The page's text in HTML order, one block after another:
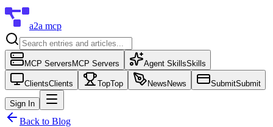
a2a mcp
MCP Servers MCP Servers Agent SkillsSkills
ClientsClients TopTop News News SubmitSubmit
Sign In
Back to Blog